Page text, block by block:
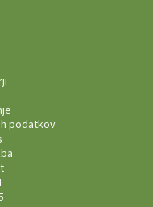
podatkov